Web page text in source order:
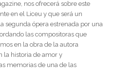
nos ofrecerá sobre este
en el Liceu y que será un
segunda ópera estrenada por una
las compositoras que
en la obra de la autora
la historia de amor y
memorias de una de las